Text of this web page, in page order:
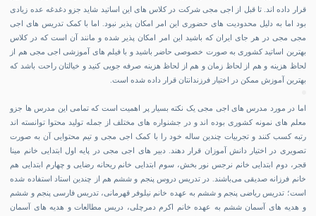
قرار داده اند. تا قبل از اجی مجی شرکت در کلاس های این اساتید شاید جزو دغدغه عده زیادی
بود اما به دلیل محدودیت های حضوری این امر امکان پذیر نبود. اما با کمک تدریس های اجی
مجی مجی در هر جای ایران که باشید این امر امکان پذیر شده و مانند آن است که در کلاس
بهترین اساتید کشوری به صورت خصوصی حاضر باشید و با فیلم های آموزشی اجی مجی هم از
لحاظ هزینه و هم از لحاظ زمان و هم از لحاظ هزینه صرفه جویی کنید و خیالتان راحت باشد که
بهترین آموزش ممکن در اختیار فرزندانتان قرار داده شده است.
اما در مورد مدرس های اجی مجی یک نکته بسیار پر اهمیت است که تمامی این مدرس ها جزو
معلم های نمونه کشوری بوده اند و در جشنواره های مختلف از جمله تولید محتوا توانسته اند
رتبه کسب کنند و تجربیات چندین ساله خود را با کمک اجی مجی و تیم محتوایی آن به صورت
تصویری در اختیار دانش آموزان قرار دهند. دبیر های اجی مجی در پایه اول ابتدایی خانم مینا
قجر، دوم ابتدایی خانم نرجس نور بخش، سوم ابتدایی خانم ریحانه رضایی و چهارم ابتدایی هم
خانم فرزانه صدیقی می‌باشند. در تدریس دروس پنجم و ششم هم از چندین استاد استفاده شده
است؛ تدریس ریاضی پنجم و ششم به عهده خانم نیلوفر قهرمانی، تدریس فارسی پنجم و ششم
و هدیه های آسمان ششم به عهده خانم اکرم دمرچلی، دریس مطالعات و هدیه های آسمان